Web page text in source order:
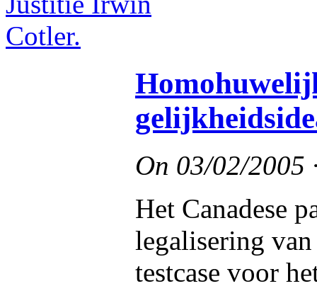
On 03/02/2005
Het Canadese
legalisering
testcase voor